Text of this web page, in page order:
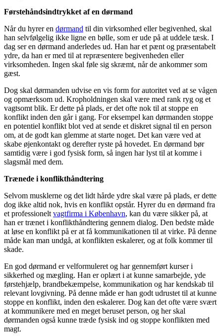
Førstehåndsindtrykket af en dørmand
Når du hyrer en dørmand til din virksomhed eller begivenhed, skal
han selvfølgelig ikke ligne en bølle, som er ude på at uddele tæsk. I
dag ser en dørmand anderledes ud. Han har et pænt og præsentabelt
ydre, da han er med til at repræsentere begivenheden eller
virksomheden. Ingen skal føle sig skræmt, når de ankommer som
gæst.
Dog skal dørmanden udvise en vis form for autoritet ved at se vågen
og opmærksom ud. Kropholdningen skal være med rank ryg og et
vagtsomt blik. Er dette på plads, er det ofte nok til at stoppe en
konflikt inden den går i gang. For eksempel kan dørmanden stoppe
en potentiel konflikt blot ved at sende et diskret signal til en person
om, at de godt kan glemme at starte noget. Det kan være ved at
skabe øjenkontakt og derefter ryste på hovedet. En dørmand bør
samtidig være i god fysisk form, så ingen har lyst til at komme i
slagsmål med dem.
Trænede i konflikthåndtering
Selvom musklerne og det lidt hårde ydre skal være på plads, er dette
dog ikke altid nok, hvis en konflikt opstår. Hyrer du en dørmand fra
et professionelt vagtfirma i København, kan du være sikker på, at
han er trænet i konflikthåndtering gennem dialog. Den bedste måde
at løse en konflikt på er at få kommunikationen til at virke. På denne
måde kan man undgå, at konflikten eskalerer, og at folk kommer til
skade.
En god dørmand er velformuleret og har gennemført kurser i
sikkerhed og mægling. Han er oplært i at kunne samarbejde, yde
førstehjælp, brandbekæmpelse, kommunikation og har kendskab til
relevant lovgivning. På denne måde er han godt udrustet til at kunne
stoppe en konflikt, inden den eskalerer. Dog kan det ofte være svært
at kommunikere med en meget beruset person, og her skal
dørmanden også kunne træde fysisk ind og stoppe konflikten med
magt.